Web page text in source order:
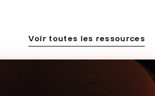
Voir toutes les ressources